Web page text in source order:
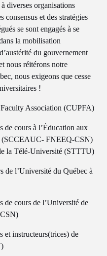
diverses organisations
consensus et des stratégies
se sont engagés à se
la mobilisation
du gouvernement
nous réitérons notre
nous exigeons que cesse
!
Association (CUPFA)
de cours à l’Éducation aux
(SCCEAUC- FNEEQ-CSN)
la Télé-Université (STTTU)
de l’Université du Québec à
de cours de l’Université de
et instructeurs(trices) de